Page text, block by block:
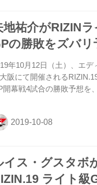
≫ 見所解説 ≫ 関連動画
EYE／ファイター
≫ 出場選手インタビュー ≫
出場選手 ダイジェス
級GP2019オリジナルポス
地祐介がRIZINラ
の勝敗をズバリ
年10月12日（土）、エデ
阪にて開催される
開幕戦4試合の勝敗予想を
た。 矢地は今回のライト級
ョニー・ケース、ルイス
勝敗予想を語ったのか。是
戦前にチェックしよう！ ≫
イス・グスタボ
ライト級